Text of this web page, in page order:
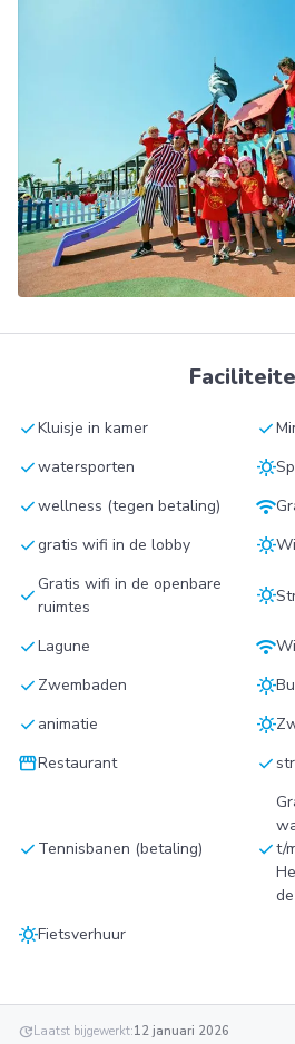
checkKluisje in kamer check
checkwatersporten sunny
checkwellness (tegen betaling) wifi
checkgratis wifi in de lobby sunny
check Gratis wifi in de openbare
ruimtes
sunny
checkLagune wifi
check Zwembaden sunny
check animatie sunny
storefrontRestaurant check
check Tennisbanen (betaling) checkt/
sunnyFietsverhuur
updateLaatst bijgewerkt:12 januari 2026